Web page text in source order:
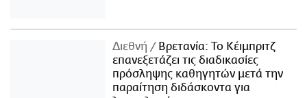
Διεθνή
Βρετανία: Το Κέιμπριτζ
επανεξετάζει τις διαδικασίες
πρόσληψης καθηγητών μετά την
παραίτηση διδάσκοντα για